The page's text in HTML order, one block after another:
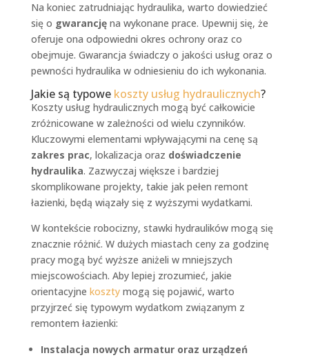
Na koniec zatrudniając hydraulika, warto dowiedzieć
się o gwarancjęna wykonane prace. Upewnij się, że
oferuje ona odpowiedni okres ochrony oraz co
obejmuje. Gwarancja świadczy o jakości usług oraz o
pewności hydraulika w odniesieniu do ich wykonania.
Jakie są typowe koszty usług hydraulicznych?
Koszty usług hydraulicznych mogą być całkowicie
zróżnicowane w zależności od wielu czynników.
Kluczowymi elementami wpływającymi na cenę są
zakres prac, lokalizacja oraz doświadczenie
hydraulika. Zazwyczaj większe i bardziej
skomplikowane projekty, takie jak pełen remont
łazienki, będą wiązały się z wyższymi wydatkami.
W kontekście robocizny, stawki hydraulików mogą się
znacznie różnić. W dużych miastach ceny za godzinę
pracy mogą być wyższe aniżeli w mniejszych
miejscowościach. Aby lepiej zrozumieć, jakie
orientacyjne kosztymogą się pojawić, warto
przyjrzeć się typowym wydatkom związanym z
remontem łazienki:
Instalacja nowych armatur oraz urządzeń